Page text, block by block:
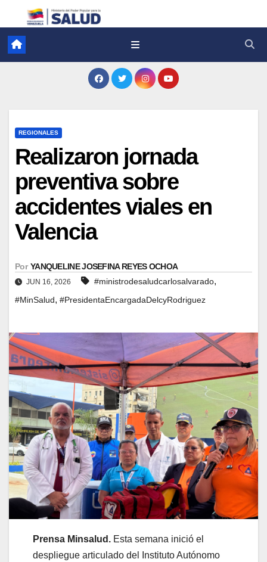
REGIONALES
Realizaron jornada
preventiva sobre
accidentes viales en
Valencia
Por YANQUELINE JOSEFINA REYES OCHOA
JUN 16, 2026 #ministrodesaludcarlosalvarado,
#MinSalud, #PresidentaEncargadaDelcyRodriguez
Prensa Minsalud. Esta semana inició el
despliegue articulado del Instituto Autónomo